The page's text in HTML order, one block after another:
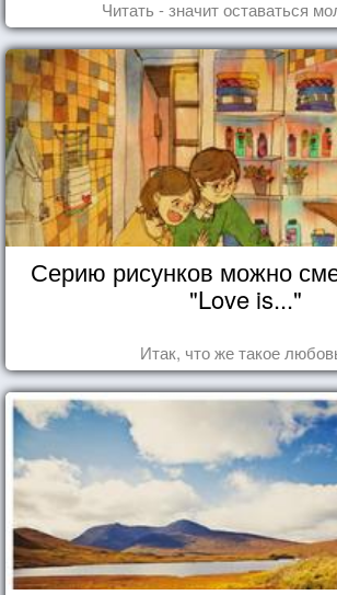
Читать - значит оставаться
Серию рисунков можно
"Love is..."
Итак, что же такое